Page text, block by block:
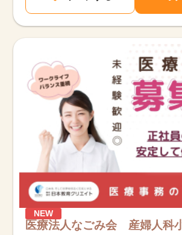
NEW
医療法人なごみ会 産婦人科